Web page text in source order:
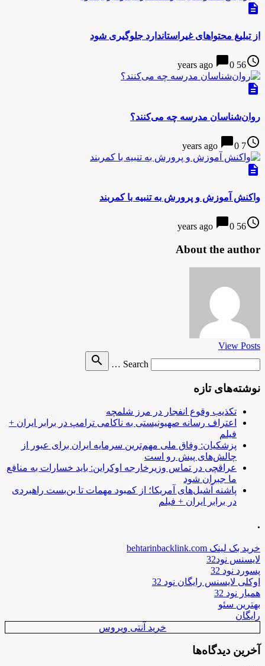
description
​از تبلیغ محتواهای غیراستاندارد جلوگیری شود
access_time
56 years ago
chat_bubble0
description
روان‌شناسان مدرسه چه می‌کنند؟
access_time
7 years ago
chat_bubble0
description
واکنش آموزش و پرورش به تنبیه با کمربند
access_time
56 years ago
chat_bubble0
About the author
View Posts
Search …
search
نوشته‌های تازه
تکذیب وقوع انفجار در مرز شلمچه
اعتراف رسانه صهیونیستی به ناکامی ترامپ در برابر ایران +
فیلم
پزشکیان: وفاق ملی مهم‌ترین سرمایه ایران برای عبور از
چالش‌های پیش رو است
عراقچی در تماس وزیرخارجه اوکراین: باید خسارات به منافع
ما جبران شود
پاشنه آشیل‌های آمریکا؛ از کمبود مهمات تا بن‌بست راهبردی
در برابر ایران + فیلم
.
خرید بک لینک behtarinbacklink.com
لایسنس نود32
پسورد نود 32
اوکلی لایسنس رایگان نود 32
همیار نود 32
بهترین سئو
رایگان
خرید آنتی ویروس
آخرین دیدگاه‌ها